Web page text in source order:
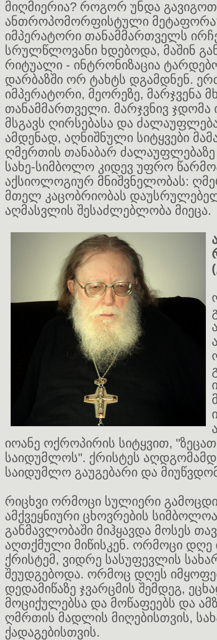
მიღმიერია? როგორ უნდა
ანთროპომორფისტული
იმპერატორი თანამმართველს
სრულწლოვანი ხდებოდა, მაშინ
რიტუალი - ინტრონიზაცია
დარბაზში ორ ტახტს დგამდნენ.
იმპერატორი, მეორეზე, მარჯვენა
თანამმართველი. მარჯვნივ ჯდომა
მსგავს ღირსებასა და
ამდენად, აღნიშნული სიტყვები
ღმერთის თანაბარ ძალაუფლებაზე
სახე-სიმბოლო კიდევ უფრო
აქსიოლოგიურ მნიშვნელობას:
მთელ კაცობრიობას
აღმასვლის შესაძლებლობა მიეცა.
იოანე ოქროპირის სიტყვით,
საიდუმლოს". ქრისტეს
საიდუმლო გაუგებარი და
რიცხვი ორმოცი სულიერი
ამქვეყნიური ცხოვრების
განმავლობაში მიჰყავდა მოსეს
აღთქმული მიწისკენ. ორმოცი
ქრისტემ, ვიდრე სასუფევლის
შეუდგებოდა. ორმოც დღეს
დედამიწაზე ჯვარცმის შემდეგ,
მოციქულებსა და მოწაფეებს და
ღმრთის მადლის მიღებისთვის,
ქადაგებისთვის.